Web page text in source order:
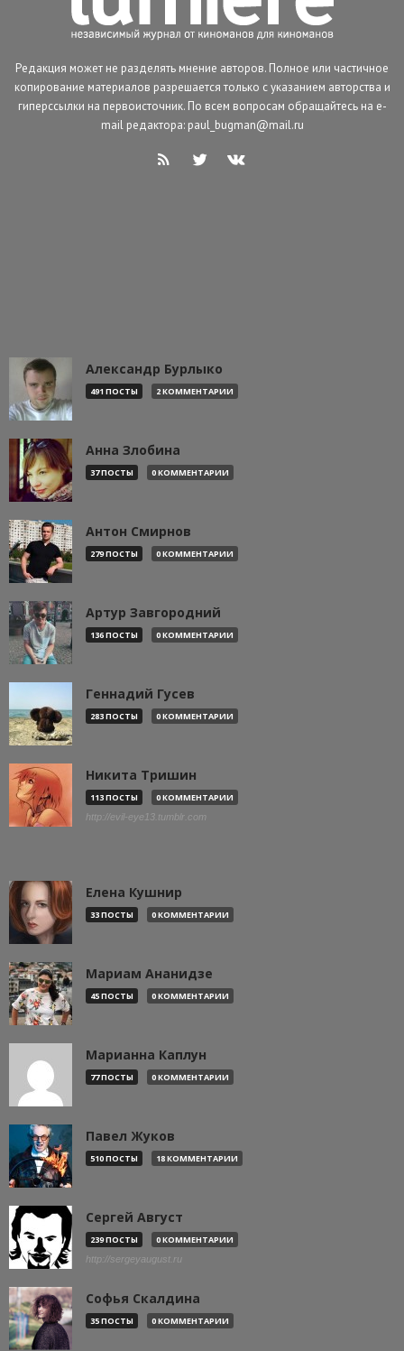
Редакция может не разделять мнение авторов. Полное или частичное
копирование материалов разрешается только с указанием авторства и
гиперссылки на первоисточник. По всем вопросам обращайтесь на e-
mail редактора: paul_bugman@mail.ru
Александр Бурлыко
491 ПОСТЫ 2 КОММЕНТАРИИ
Анна Злобина
37 ПОСТЫ 0 КОММЕНТАРИИ
Антон Смирнов
279 ПОСТЫ 0 КОММЕНТАРИИ
Артур Завгородний
136 ПОСТЫ 0 КОММЕНТАРИИ
Геннадий Гусев
283 ПОСТЫ 0 КОММЕНТАРИИ
Никита Тришин
113 ПОСТЫ 0 КОММЕНТАРИИ
http://evil-eye13.tumblr.com
Елена Кушнир
33 ПОСТЫ 0 КОММЕНТАРИИ
Мариам Ананидзе
45 ПОСТЫ 0 КОММЕНТАРИИ
Марианна Каплун
77 ПОСТЫ 0 КОММЕНТАРИИ
Павел Жуков
510 ПОСТЫ 18 КОММЕНТАРИИ
Сергей Август
239 ПОСТЫ 0 КОММЕНТАРИИ
http://sergeyaugust.ru
Софья Скалдина
35 ПОСТЫ 0 КОММЕНТАРИИ